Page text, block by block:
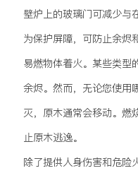
壁炉上的玻璃门可减少与
为保护屏障，可防止余烬
易燃物体着火。某些类型
余烬。然而，无论您使用
灭，原木通常会移动。燃
止原木逃逸。
除了提供人身伤害和危险